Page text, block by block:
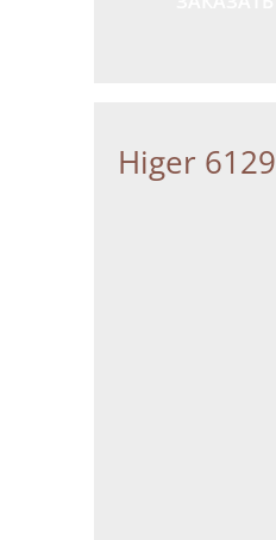
Higer 6129